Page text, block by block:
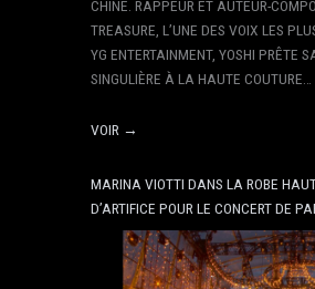
CHINE. RAPPEUR ET AUTEUR-
TREASURE, L’UNE DES VOIX LES
YG ENTERTAINMENT, YOSHI PRÊTE
SINGULIÈRE À LA HAUTE COUTURE…
VOIR →
MARINA VIOTTI DANS LA ROBE
D’ARTIFICE POUR LE CONCERT DE